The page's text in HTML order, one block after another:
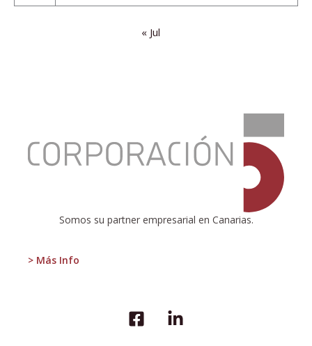
« Jul
Somos su partner empresarial en Canarias.
> Más Info
qué
sirven